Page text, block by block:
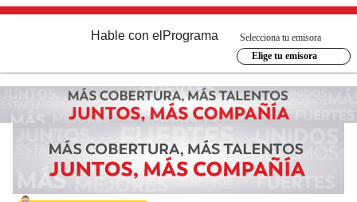
Hable con el Programa
Selecciona tu emisora
Elige tu emisora